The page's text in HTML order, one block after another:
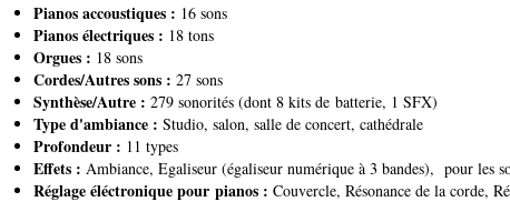
Pianos accoustiques : 16 sons
Pianos électriques : 18 tons
Orgues : 18 sons
Cordes/Autres sons : 27 sons
Synthèse/Autre : 279 sonorités (dont 8 kits de batterie, 1 SFX)
Type d'ambiance : Studio, salon, salle de concert, cathédrale
Profondeur : 11 types
Effets : Ambiance, Egaliseur (égaliseur numérique à 3 bandes), pour les
Réglage éléctronique pour pianos : Couvercle, Résonance de la corde,